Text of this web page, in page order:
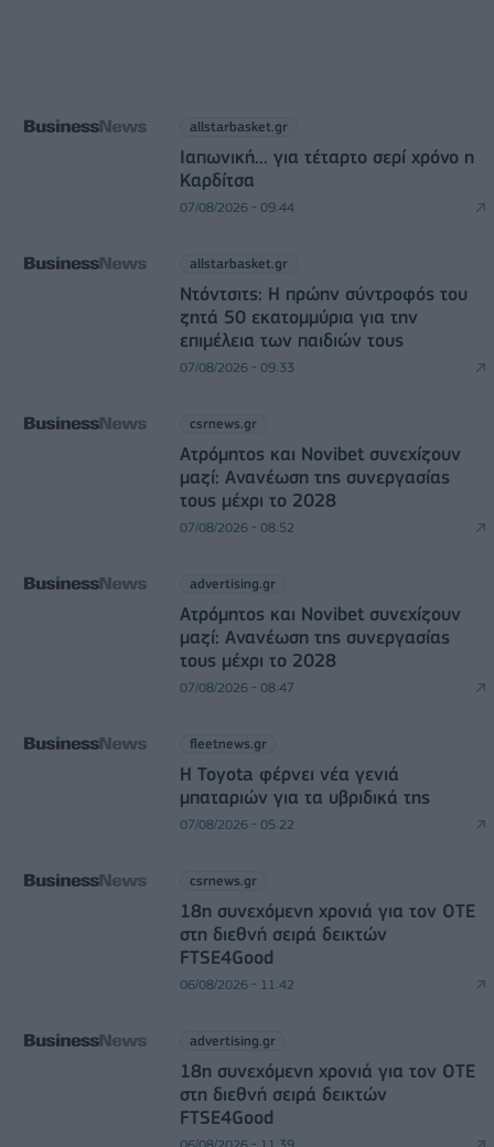
allstarbasket.gr
Ιαπωνική... για τέταρτο σερί χρόνο η
Καρδίτσα
07/08/2026 - 09:44
allstarbasket.gr
Ντόντσιτς: Η πρώην σύντροφός του
ζητά 50 εκατομμύρια για την
επιμέλεια των παιδιών τους
07/08/2026 - 09:33
csrnews.gr
Ατρόμητος και Novibet συνεχίζουν
μαζί: Ανανέωση της συνεργασίας
τους μέχρι το 2028
07/08/2026 - 08:52
advertising.gr
Ατρόμητος και Novibet συνεχίζουν
μαζί: Ανανέωση της συνεργασίας
τους μέχρι το 2028
07/08/2026 - 08:47
fleetnews.gr
Η Toyota φέρνει νέα γενιά
μπαταριών για τα υβριδικά της
07/08/2026 - 05:22
csrnews.gr
18η συνεχόμενη χρονιά για τον ΟΤΕ
στη διεθνή σειρά δεικτών
FTSE4Good
06/08/2026 - 11:42
advertising.gr
18η συνεχόμενη χρονιά για τον ΟΤΕ
στη διεθνή σειρά δεικτών
FTSE4Good